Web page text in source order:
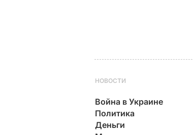
НОВОСТИ
Война в Украине
Политика
Деньги